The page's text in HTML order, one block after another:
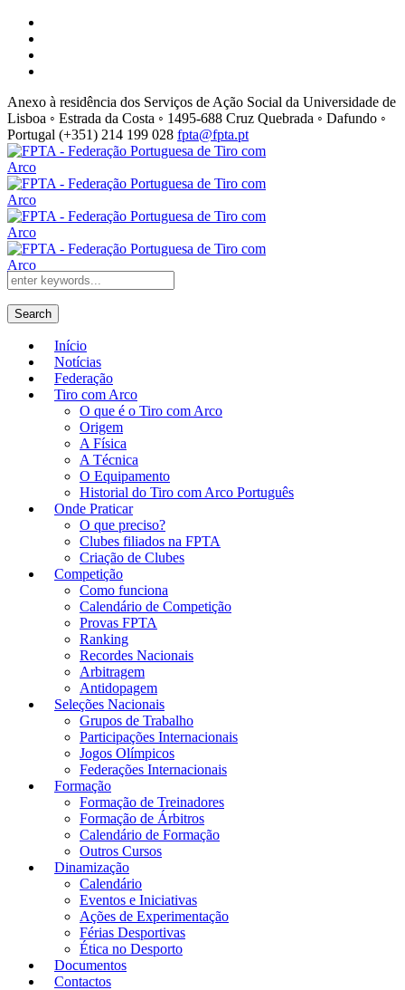
Anexo à residência dos Serviços de Ação Social da Universidade de
Lisboa ◦ Estrada da Costa ◦ 1495-688 Cruz Quebrada ◦ Dafundo ◦
Portugal (+351) 214 199 028 fpta@fpta.pt
Search
Início
Notícias
Federação
Tiro com Arco
O que é o Tiro com Arco
Origem
A Física
A Técnica
O Equipamento
Historial do Tiro com Arco Português
Onde Praticar
O que preciso?
Clubes filiados na FPTA
Criação de Clubes
Competição
Como funciona
Calendário de Competição
Provas FPTA
Ranking
Recordes Nacionais
Arbitragem
Antidopagem
Seleções Nacionais
Grupos de Trabalho
Participações Internacionais
Jogos Olímpicos
Federações Internacionais
Formação
Formação de Treinadores
Formação de Árbitros
Calendário de Formação
Outros Cursos
Dinamização
Calendário
Eventos e Iniciativas
Ações de Experimentação
Férias Desportivas
Ética no Desporto
Documentos
Contactos